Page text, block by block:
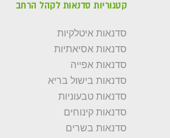
קטגוריות סדנאות לקהל הרחב
סדנאות איטלקיות
סדנאות אסיאתיות
סדנאות אפייה
סדנאות בישול בריא
סדנאות טבעוניות
סדנאות קינוחים
סדנאות בשרים